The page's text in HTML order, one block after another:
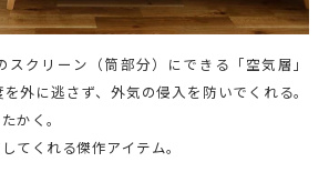
スクリーン（筒部分）にできる「空気層」
外に逃さず、外気の侵入を防いでくれる。
かく。
てくれる傑作アイテム。